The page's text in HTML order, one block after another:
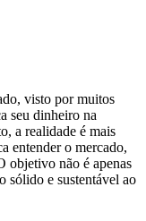
visto por muitos
seu dinheiro na
a realidade é mais
entender o mercado,
objetivo não é apenas
sólido e sustentável ao